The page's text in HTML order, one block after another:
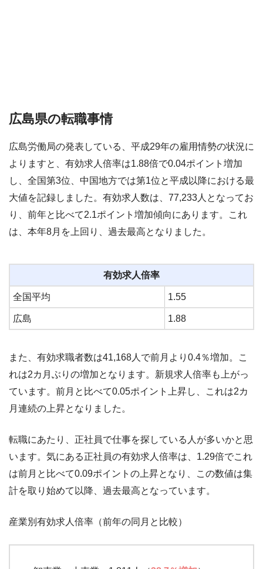
広島県の転職事情
広島労働局の発表している、平成29年の雇用情勢の状況に
よりますと、有効求人倍率は1.88倍で0.04ポイント増加
し、全国第3位、中国地方では第1位と平成以降における最
大値を記録しました。有効求人数は、77,233人となってお
り、前年と比べて2.1ポイント増加傾向にあります。これ
は、本年8月を上回り、過去最高となりました。
有効求人倍率
全国平均 1.55
広島 1.88
また、有効求職者数は41,168人で前月より0.4％増加。こ
れは2カ月ぶりの増加となります。新規求人倍率も上がっ
ています。前月と比べて0.05ポイント上昇し、これは2カ
月連続の上昇となりました。
転職にあたり、正社員で仕事を探している人が多いかと思
います。気にある正社員の有効求人倍率は、1.29倍でこれ
は前月と比べて0.09ポイントの上昇となり、この数値は集
計を取り始めて以降、過去最高となっています。
産業別有効求人倍率（前年の同月と比較）